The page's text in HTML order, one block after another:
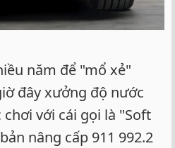
năm để "mổ xẻ"
đây xưởng độ nước
với cái gọi là "Soft
nâng cấp 911 992.2